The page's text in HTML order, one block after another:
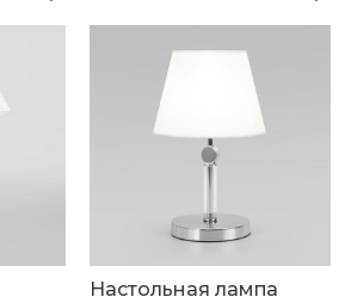
Настольная лампа